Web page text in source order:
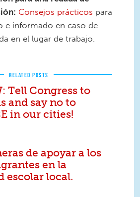
Consejos prácticos para
e informado en caso de
en el lugar de trabajo.
RELATED POSTS
Tell Congress to
and say no to
in our cities!
de apoyar a los
en la
escolar local.